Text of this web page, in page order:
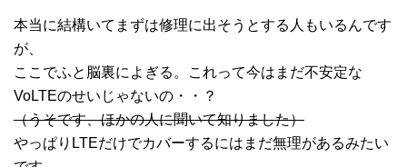
本当に結構いてまずは修理に出そうとする人もいるんです
が、
ここでふと脳裏によぎる。これって今はまだ不安定な
VoLTEのせいじゃないの・・？
（うそです、ほかの人に聞いて知りました）
やっぱりLTEだけでカバーするにはまだ無理があるみたい